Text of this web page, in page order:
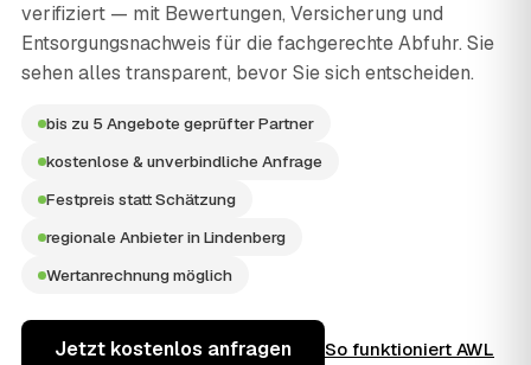
verifiziert — mit Bewertungen, Versicherung und
Entsorgungsnachweis für die fachgerechte Abfuhr. Sie
sehen alles transparent, bevor Sie sich entscheiden.
bis zu 5 Angebote geprüfter Partner
kostenlose & unverbindliche Anfrage
Festpreis statt Schätzung
regionale Anbieter in Lindenberg
Wertanrechnung möglich
Jetzt kostenlos anfragen So funktioniert AWL